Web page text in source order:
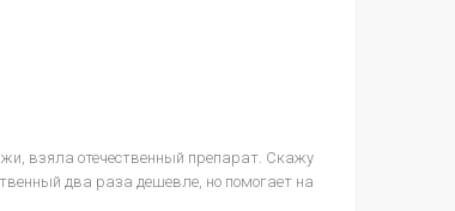
взяла отечественный препарат. Скажу
два раза дешевле, но помогает на